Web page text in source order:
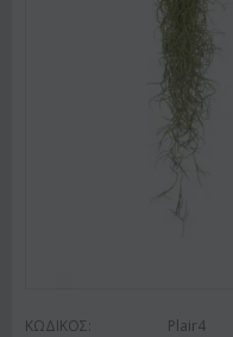
ΚΩΔΙΚΟΣ: Plair4